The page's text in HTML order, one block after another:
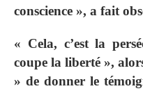
conscience », a fait
« Cela, c’est la
coupe la liberté »,
» de donner le